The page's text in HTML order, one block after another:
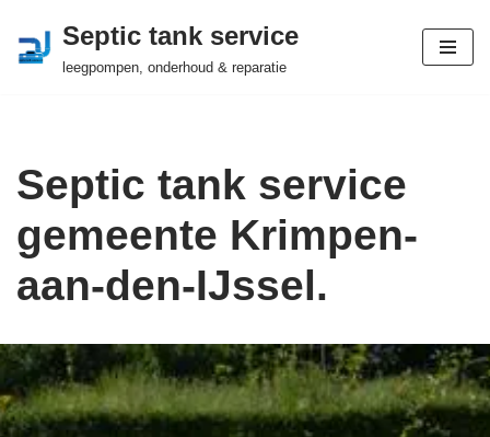
Ga
Septic tank service
leegpompen, onderhoud & reparatie
Septic tank service
gemeente Krimpen-
aan-den-IJssel.